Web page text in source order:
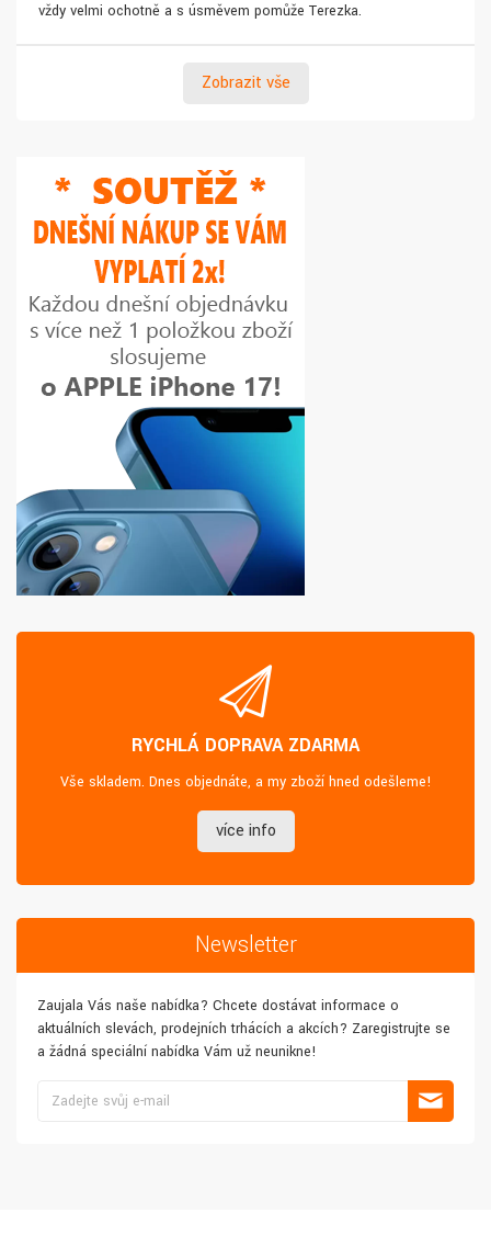
vždy velmi ochotně a s úsměvem pomůže Terezka.
Zobrazit vše
RYCHLÁ DOPRAVA ZDARMA
Vše skladem. Dnes objednáte, a my zboží hned odešleme!
více info
Newsletter
Zaujala Vás naše nabídka? Chcete dostávat informace o
aktuálních slevách, prodejních trhácích a akcích? Zaregistrujte se
a žádná speciální nabídka Vám už neunikne!